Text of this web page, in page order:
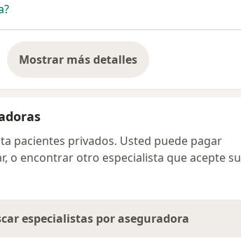
Mostrar más detalles
sobre la dirección
pacientes privados. Usted puede pagar
o encontrar otro especialista que acepte su
especialistas por aseguradora